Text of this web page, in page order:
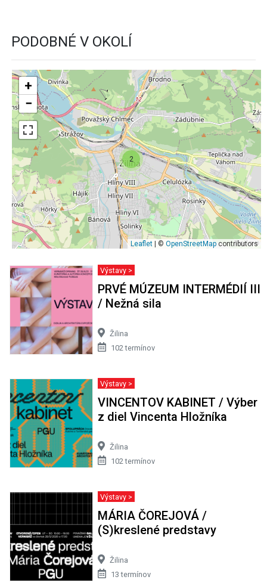
PODOBNÉ V OKOLÍ
2
+
−
Leaflet | © OpenStreetMap contributors
Výstavy >
PRVÉ MÚZEUM INTERMÉDIÍ III
/ Nežná sila
Žilina
102 termínov
Výstavy >
VINCENTOV KABINET / Výber
z diel Vincenta Hložníka
Žilina
102 termínov
Výstavy >
MÁRIA ČOREJOVÁ /
(S)kreslené predstavy
Žilina
13 termínov